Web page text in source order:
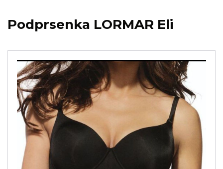
Podprsenka LORMAR Eli